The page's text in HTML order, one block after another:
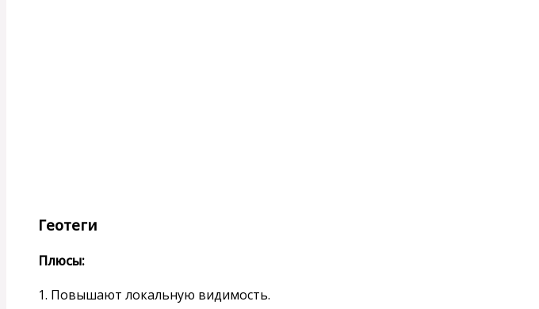
Геотеги
Плюсы:
1. Повышают локальную видимость.